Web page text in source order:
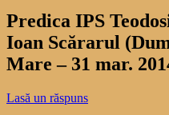
Predica IPS
Ioan Scărarul
Mare – 31 mar.
Lasă un răspuns